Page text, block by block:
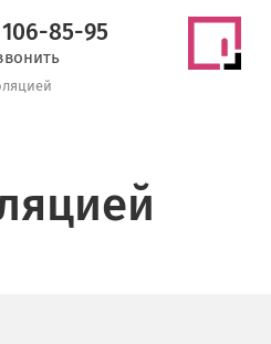
85-95